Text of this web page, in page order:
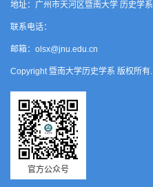
地址：广州市天河区暨南大学 历史学系
联系电话：
邮箱：olsx@jnu.edu.cn
Copyright 暨南大学历史学系 版权所有.
官方公众号